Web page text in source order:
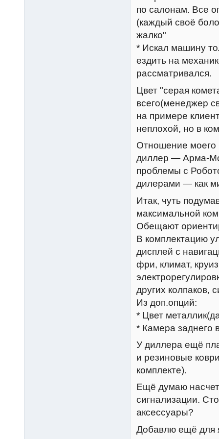
по салонам. Все
(каждый своё
жалко"
* Искал машину
ездить на
рассматривался.
Цвет "серая
всего(менеджер
на примере
неплохой, но в
Отношение моего
диллер — Арма-
проблемы с
дилерами — как
Итак, чуть
максимальной
Обещают
В комплектацию
дисплей с
фри, климат,
других колпаков,
Из доп.опций:
* Цвет
* Камера заднего
У диллера ещё
и резиновые
комплекте).
Ещё думаю насчет
сигнализации.
аксессуары?
Добавлю ещё для